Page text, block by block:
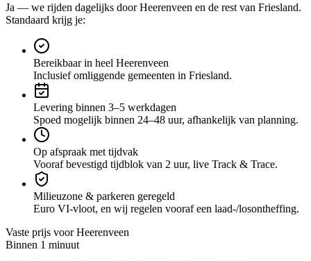
Ja — we rijden dagelijks doorHeerenveen en de rest van Friesland.
Standaard krijg je:
Bereikbaar in heel Heerenveen
Inclusief omliggende gemeenten in Friesland.
Levering binnen 3–5 werkdagen
Spoed mogelijk binnen 24–48 uur, afhankelijk van planning.
Op afspraak met tijdvak
Vooraf bevestigd tijdblok van 2 uur, live Track & Trace.
Milieuzone & parkeren geregeld
Euro VI-vloot, en wij regelen vooraf een laad-/losontheffing.
Vaste prijs voorHeerenveen
Binnen 1 minuut